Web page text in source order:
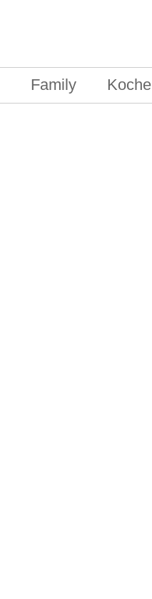
Family